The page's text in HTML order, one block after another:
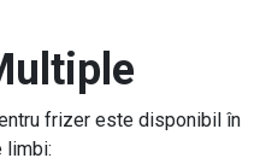
frizer este disponibil în
limbi: